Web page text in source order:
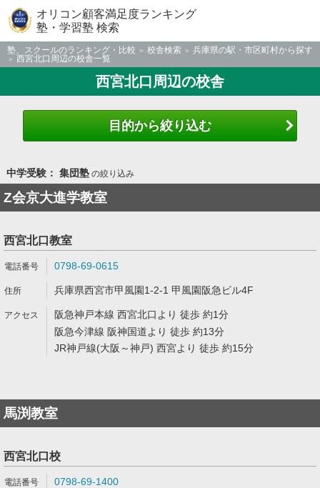
オリコン顧客満足度ランキング
塾・学習塾 検索
塾、スクールのランキング・比較 校舎検索
兵庫県の駅・市区町村から探す
西宮北口周辺の校舎一覧
西宮北口周辺の校舎
目的から絞り込む
中学受験： 集団塾の絞り込み
Z会京大進学教室
西宮北口教室
0798-69-0615
兵庫県西宮市甲風園1-2-1 甲風園阪急ビル4F
阪急神戸本線 西宮北口より 徒歩 約1分
阪急今津線 阪神国道より 徒歩 約13分
JR神戸線(大阪～神戸) 西宮より 徒歩 約15分
馬渕教室
西宮北口校
0798-69-1400